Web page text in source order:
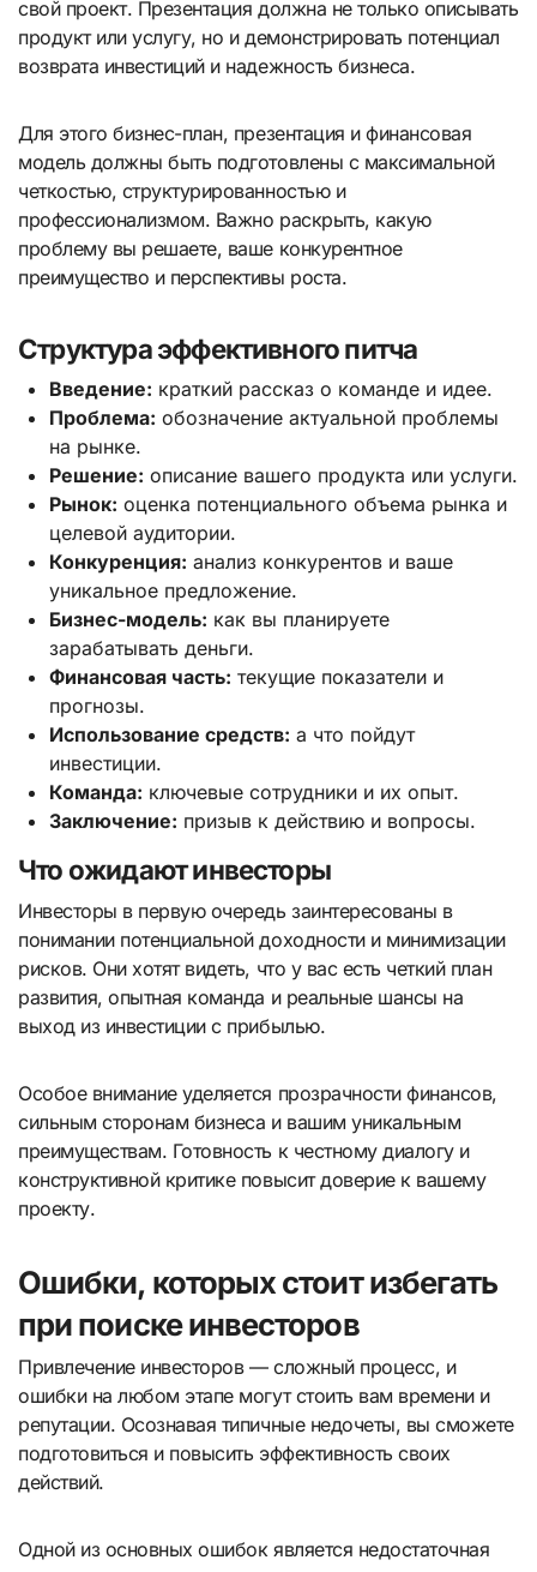
свой проект. Презентация должна не только описывать
продукт или услугу, но и демонстрировать потенциал
возврата инвестиций и надежность бизнеса.
Для этого бизнес-план, презентация и финансовая
модель должны быть подготовлены с максимальной
четкостью, структурированностью и
профессионализмом. Важно раскрыть, какую
проблему вы решаете, ваше конкурентное
преимущество и перспективы роста.
Структура эффективного питча
Введение: краткий рассказ о команде и идее.
Проблема: обозначение актуальной проблемы
на рынке.
Решение: описание вашего продукта или услуги.
Рынок: оценка потенциального объема рынка и
целевой аудитории.
Конкуренция: анализ конкурентов и ваше
уникальное предложение.
Бизнес-модель: как вы планируете
зарабатывать деньги.
Финансовая часть: текущие показатели и
прогнозы.
Использование средств: а что пойдут
инвестиции.
Команда: ключевые сотрудники и их опыт.
Заключение: призыв к действию и вопросы.
Что ожидают инвесторы
Инвесторы в первую очередь заинтересованы в
понимании потенциальной доходности и минимизации
рисков. Они хотят видеть, что у вас есть четкий план
развития, опытная команда и реальные шансы на
выход из инвестиции с прибылью.
Особое внимание уделяется прозрачности финансов,
сильным сторонам бизнеса и вашим уникальным
преимуществам. Готовность к честному диалогу и
конструктивной критике повысит доверие к вашему
проекту.
Ошибки, которых стоит избегать
при поиске инвесторов
Привлечение инвесторов — сложный процесс, и
ошибки на любом этапе могут стоить вам времени и
репутации. Осознавая типичные недочеты, вы сможете
подготовиться и повысить эффективность своих
действий.
Одной из основных ошибок является недостаточная